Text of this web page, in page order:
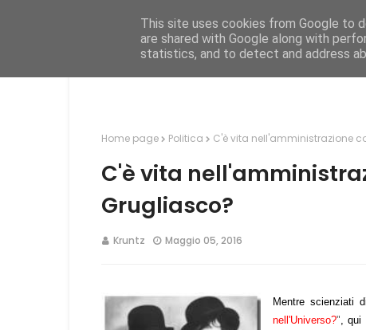
Home
Home page Politica C'è vita nell'amministrazione
C'è vita
Grugliasco?
Kruntz Maggio 05, 2016
Mentre scienziati
nell'Universo?", qui
This site uses cookies from Google to
are shared with Google along with
statistics, and to detect and address